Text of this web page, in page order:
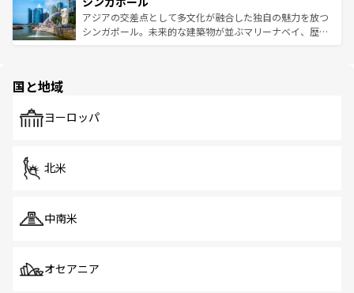
が待っている。親しみやすいタイの人々、仏教を中心とし
た文化、そして多様な観光資源が、訪れる旅人を魅了し続
ており、効率よく見どころを回れるのも魅力。息をのむよ
うな絶景から文化的な体験まで、香港を存分に楽しみ尽く
アジアの交差点として多文化が融合した独自の魅力を放つ
シンガポール。未来的な建築物が並ぶマリーナベイ、歴史
で、ホーカーズは地元の風情を楽しめる外せないスポット
国と地域
ヨーロッパ
北米
中南米
オセアニア